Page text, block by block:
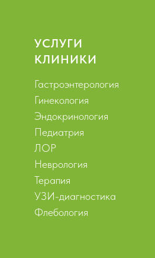
УСЛУГИ
КЛИНИКИ
Гастроэнтерология
Гинекология
Эндокринология
Педиатрия
ЛОР
Неврология
Терапия
УЗИ-диагностика
Флебология